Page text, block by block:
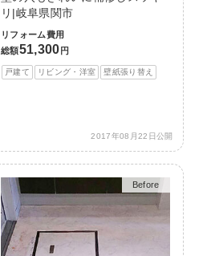
リ|岐阜県関市
リフォーム費用
総額51,300 円
戸建て リビング・洋室 壁紙張り替え
2017年08月22日公開
Before
After